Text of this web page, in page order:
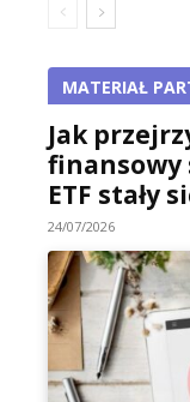
MATERIAŁ
Jak
finansowy
ETF stały
24/07/2026